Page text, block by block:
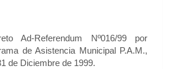
Ad-Referendum Nº016/99 por
de Asistencia Municipal P.A.M.,
de Diciembre de 1999.